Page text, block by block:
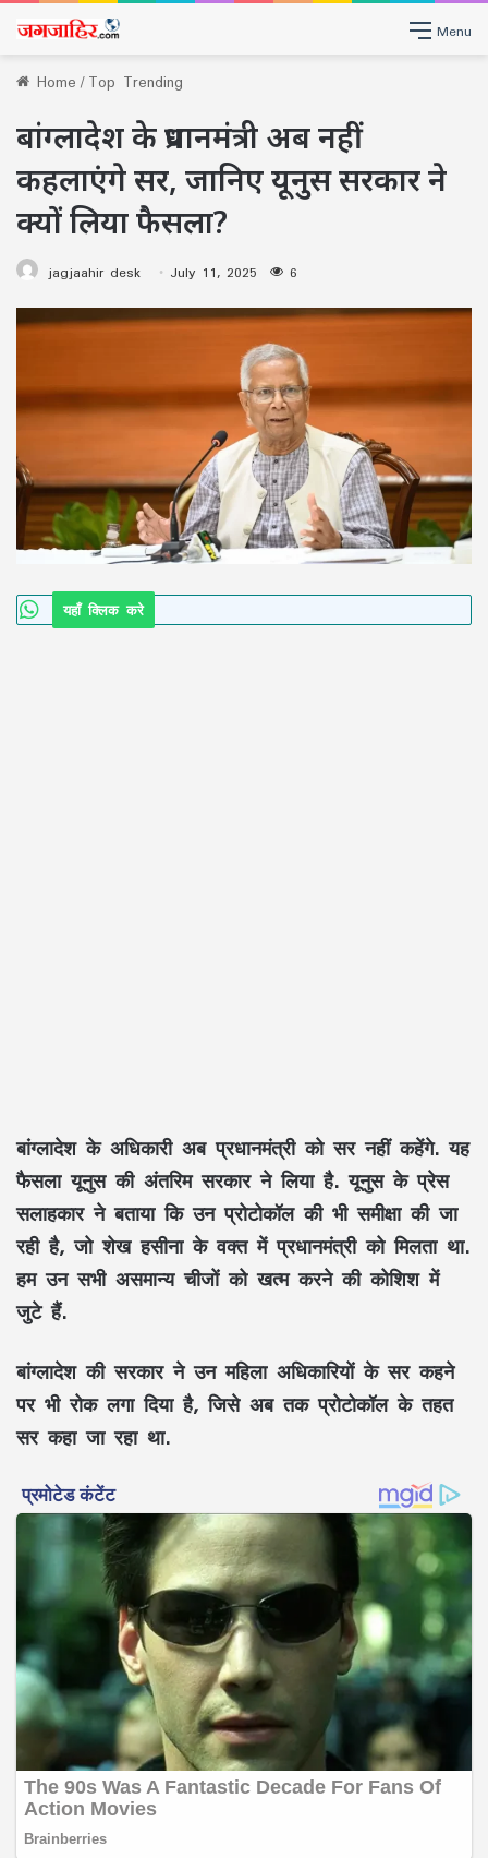
Menu
Home/Top Trending
बांग्लादेश के प्रधानमंत्री अब नहीं
कहलाएंगे सर, जानिए यूनुस सरकार ने
क्यों लिया फैसला?
jagjaahir desk July 11, 2025 6
यहाँ क्लिक करे
बांग्लादेश के अधिकारी अब प्रधानमंत्री को सर नहीं कहेंगे. यह
फैसला यूनुस की अंतरिम सरकार ने लिया है. यूनुस के प्रेस
सलाहकार ने बताया कि उन प्रोटोकॉल की भी समीक्षा की जा
रही है, जो शेख हसीना के वक्त में प्रधानमंत्री को मिलता था.
हम उन सभी असमान्य चीजों को खत्म करने की कोशिश में
जुटे हैं.
बांग्लादेश की सरकार ने उन महिला अधिकारियों के सर कहने
पर भी रोक लगा दिया है, जिसे अब तक प्रोटोकॉल के तहत
सर कहा जा रहा था.